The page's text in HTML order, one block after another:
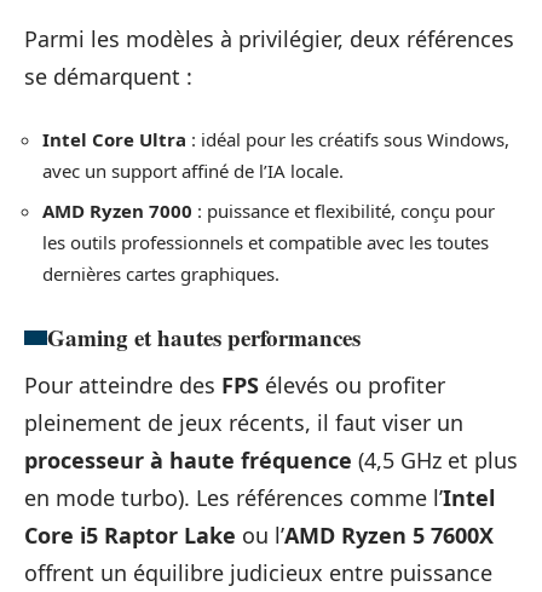
Parmi les modèles à privilégier, deux références
se démarquent :
Intel Core Ultra : idéal pour les créatifs sous Windows,
avec un support affiné de l’IA locale.
AMD Ryzen 7000 : puissance et flexibilité, conçu pour
les outils professionnels et compatible avec les toutes
dernières cartes graphiques.
Gaming et hautes performances
Pour atteindre des FPS élevés ou profiter
pleinement de jeux récents, il faut viser un
processeur à haute fréquence (4,5 GHz et plus
en mode turbo). Les références comme l’Intel
Core i5 Raptor Lake ou l’AMD Ryzen 5 7600X
offrent un équilibre judicieux entre puissance